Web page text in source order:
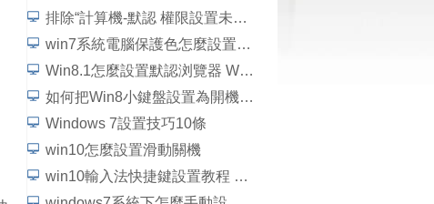
排除“計算機-默認 權限設置未將 COM 服務器應用程序”的錯誤
win7系統電腦保護色怎麼設置為綠色
Win8.1怎麼設置默認浏覽器 Win8.1設置默認程序方法
如何把Win8小鍵盤設置為開機啟動的步驟
Windows 7設置技巧10條
win10怎麼設置滑動關機
win10輸入法快捷鍵設置教程 win10輸入法快捷鍵如何更改